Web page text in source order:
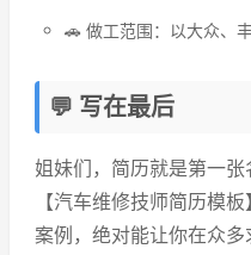
🚗 做工范围：以大众、
💬 写在最后
姐妹们，简历就是第一
【汽车维修技师简历模
案例，绝对能让你在众